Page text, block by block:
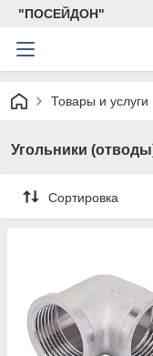
"ПОСЕЙДОН"
Товары и услуги
Угольники
Сортировка